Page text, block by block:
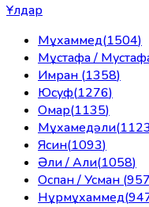
Ұлдар
Мұхаммед(1504)
Мұстафа /
Имран (1358)
Юсуф(1276)
Омар(1135)
Мұхамедәли(1123
Ясин(1093)
Әли / Али(1058)
Оспан / Усман (957
Нұрмұхаммед(